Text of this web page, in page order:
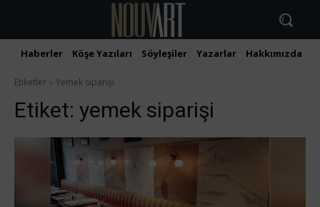
Haberler Köşe Yazıları Söyleşiler Yazarlar Hakkımızda
Etiketler Yemek siparişi
Etiket: yemek siparişi